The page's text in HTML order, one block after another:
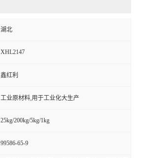
湖北
XHL2147
鑫红利
工业原材料,用于工业化大生产
25kg/200kg/5kg/1kg
99586-65-9